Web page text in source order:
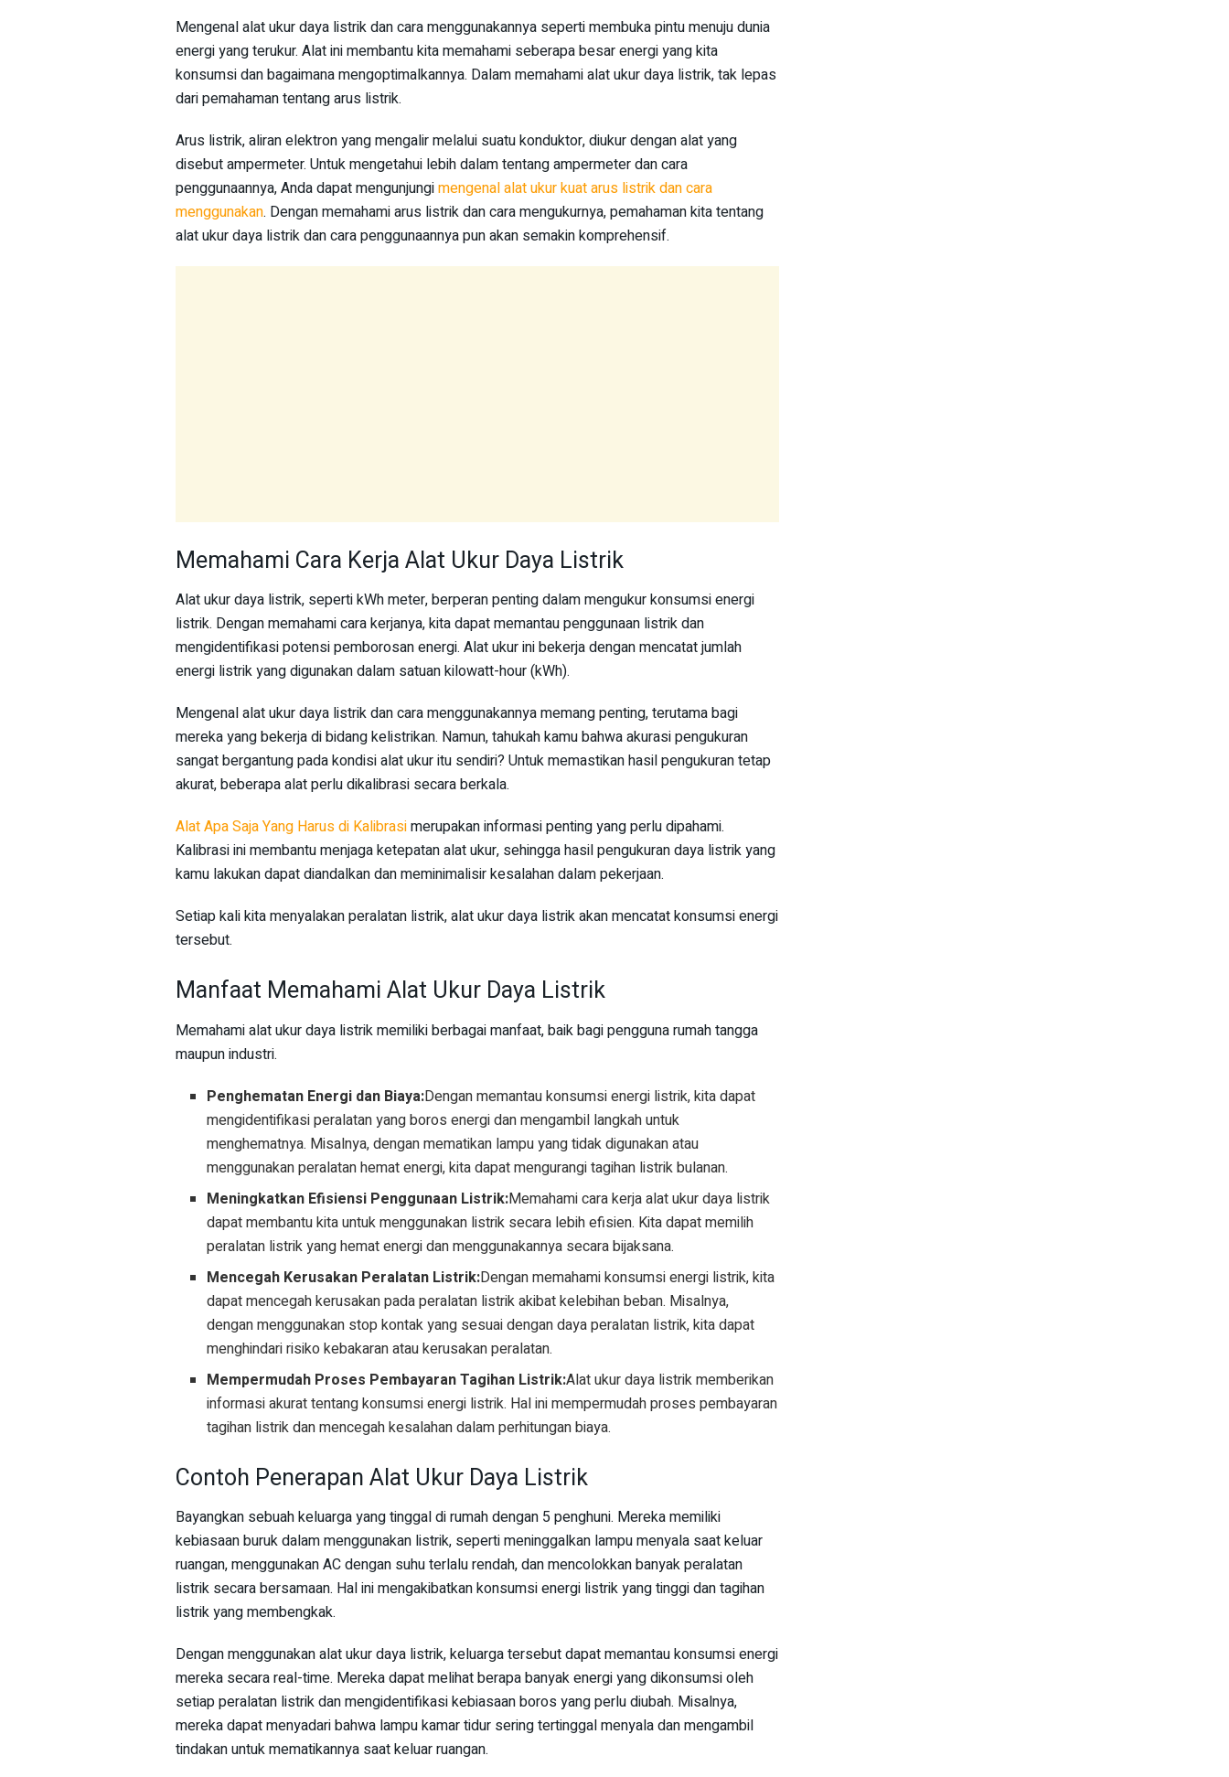
Mengenal alat ukur daya listrik dan cara menggunakannya seperti membuka pintu menuju dunia
energi yang terukur. Alat ini membantu kita memahami seberapa besar energi yang kita
konsumsi dan bagaimana mengoptimalkannya. Dalam memahami alat ukur daya listrik, tak lepas
dari pemahaman tentang arus listrik.
Arus listrik, aliran elektron yang mengalir melalui suatu konduktor, diukur dengan alat yang
disebut ampermeter. Untuk mengetahui lebih dalam tentang ampermeter dan cara
penggunaannya, Anda dapat mengunjungimengenal alat ukur kuat arus listrik dan cara
menggunakan. Dengan memahami arus listrik dan cara mengukurnya, pemahaman kita tentang
alat ukur daya listrik dan cara penggunaannya pun akan semakin komprehensif.
Memahami Cara Kerja Alat Ukur Daya Listrik
Alat ukur daya listrik, seperti kWh meter, berperan penting dalam mengukur konsumsi energi
listrik. Dengan memahami cara kerjanya, kita dapat memantau penggunaan listrik dan
mengidentifikasi potensi pemborosan energi. Alat ukur ini bekerja dengan mencatat jumlah
energi listrik yang digunakan dalam satuan kilowatt-hour (kWh).
Mengenal alat ukur daya listrik dan cara menggunakannya memang penting, terutama bagi
mereka yang bekerja di bidang kelistrikan. Namun, tahukah kamu bahwa akurasi pengukuran
sangat bergantung pada kondisi alat ukur itu sendiri? Untuk memastikan hasil pengukuran tetap
akurat, beberapa alat perlu dikalibrasi secara berkala.
Alat Apa Saja Yang Harus di Kalibrasimerupakan informasi penting yang perlu dipahami.
Kalibrasi ini membantu menjaga ketepatan alat ukur, sehingga hasil pengukuran daya listrik yang
kamu lakukan dapat diandalkan dan meminimalisir kesalahan dalam pekerjaan.
Setiap kali kita menyalakan peralatan listrik, alat ukur daya listrik akan mencatat konsumsi energi
tersebut.
Manfaat Memahami Alat Ukur Daya Listrik
Memahami alat ukur daya listrik memiliki berbagai manfaat, baik bagi pengguna rumah tangga
maupun industri.
Penghematan Energi dan Biaya:Dengan memantau konsumsi energi listrik, kita dapat
mengidentifikasi peralatan yang boros energi dan mengambil langkah untuk
menghematnya. Misalnya, dengan mematikan lampu yang tidak digunakan atau
menggunakan peralatan hemat energi, kita dapat mengurangi tagihan listrik bulanan.
Meningkatkan Efisiensi Penggunaan Listrik:Memahami cara kerja alat ukur daya listrik
dapat membantu kita untuk menggunakan listrik secara lebih efisien. Kita dapat memilih
peralatan listrik yang hemat energi dan menggunakannya secara bijaksana.
Mencegah Kerusakan Peralatan Listrik:Dengan memahami konsumsi energi listrik, kita
dapat mencegah kerusakan pada peralatan listrik akibat kelebihan beban. Misalnya,
dengan menggunakan stop kontak yang sesuai dengan daya peralatan listrik, kita dapat
menghindari risiko kebakaran atau kerusakan peralatan.
Mempermudah Proses Pembayaran Tagihan Listrik:Alat ukur daya listrik memberikan
informasi akurat tentang konsumsi energi listrik. Hal ini mempermudah proses pembayaran
tagihan listrik dan mencegah kesalahan dalam perhitungan biaya.
Contoh Penerapan Alat Ukur Daya Listrik
Bayangkan sebuah keluarga yang tinggal di rumah dengan 5 penghuni. Mereka memiliki
kebiasaan buruk dalam menggunakan listrik, seperti meninggalkan lampu menyala saat keluar
ruangan, menggunakan AC dengan suhu terlalu rendah, dan mencolokkan banyak peralatan
listrik secara bersamaan. Hal ini mengakibatkan konsumsi energi listrik yang tinggi dan tagihan
listrik yang membengkak.
Dengan menggunakan alat ukur daya listrik, keluarga tersebut dapat memantau konsumsi energi
mereka secara real-time. Mereka dapat melihat berapa banyak energi yang dikonsumsi oleh
setiap peralatan listrik dan mengidentifikasi kebiasaan boros yang perlu diubah. Misalnya,
mereka dapat menyadari bahwa lampu kamar tidur sering tertinggal menyala dan mengambil
tindakan untuk mematikannya saat keluar ruangan.